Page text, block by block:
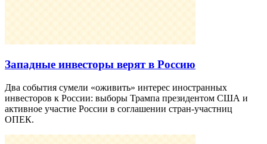
Западные инвесторы верят в Россию
Два события сумели «оживить» интерес иностранных
инвесторов к России: выборы Трампа президентом США и
активное участие России в соглашении стран-участниц
ОПЕК.